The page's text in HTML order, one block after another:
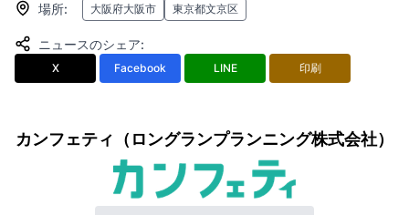
場所: 大阪府大阪市 東京都文京区
ニュースのシェア:
X Facebook LINE 印刷
カンフェティ（ロングランプランニング株式会社）